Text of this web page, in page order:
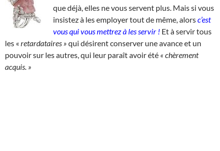
que déjà, elles ne vous servent plus. Mais si vous
insistez à les employer tout de même, alorsc’est
vous qui vous mettrez à les servir ! Et à servir tous
les « retardataires » qui désirent conserver une avance et un
pouvoir sur les autres, qui leur paraît avoir été « chèrement
acquis. »